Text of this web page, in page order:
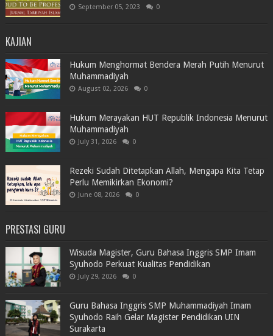
September 05, 2023 0
KAJIAN
Hukum Menghormat Bendera Merah Putih Menurut
Muhammadiyah
August 02, 2026 0
Hukum Merayakan HUT Republik Indonesia Menurut
Muhammadiyah
July 31, 2026 0
Rezeki Sudah Ditetapkan Allah, Mengapa Kita Tetap
Perlu Memikirkan Ekonomi?
June 08, 2026 0
PRESTASI GURU
Wisuda Magister, Guru Bahasa Inggris SMP Imam
Syuhodo Perkuat Kualitas Pendidikan
July 29, 2026 0
Guru Bahasa Inggris SMP Muhammadiyah Imam
Syuhodo Raih Gelar Magister Pendidikan UIN
Surakarta